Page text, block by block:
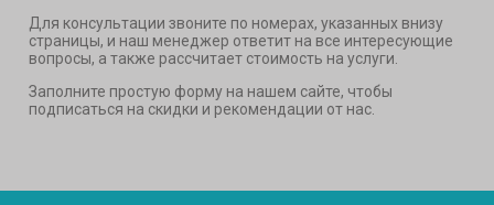
Для консультации звоните по номерах, указанных внизу
страницы, и наш менеджер ответит на все интересующие
вопросы, а также рассчитает стоимость на услуги.
Заполните простую форму на нашем сайте, чтобы
подписаться на скидки и рекомендации от нас.